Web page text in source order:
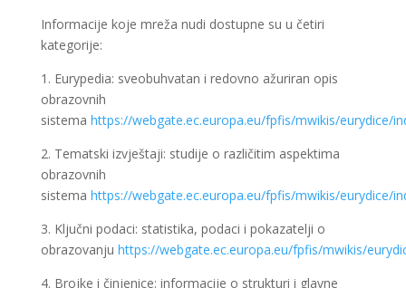
Informacije koje mreža nudi dostupne su u četiri
kategorije:
1. Eurypedia: sveobuhvatan i redovno ažuriran opis
obrazovnih
sistema https://webgate.ec.europa.eu/fpfis/mwikis/eurydice/
2. Tematski izvještaji: studije o različitim aspektima
obrazovnih
sistema https://webgate.ec.europa.eu/fpfis/mwikis/eurydice/
3. Ključni podaci: statistika, podaci i pokazatelji o
obrazovanju https://webgate.ec.europa.eu/fpfis/mwikis/
4. Brojke i činjenice: informacije o strukturi i glavne